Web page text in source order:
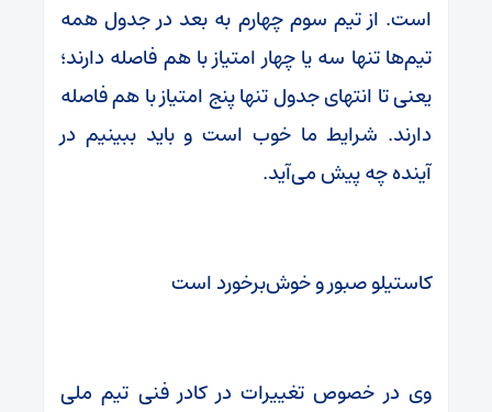
است. از تیم سوم چهارم به بعد در جدول همه
تیم‌ها تنها سه یا چهار امتیاز با هم فاصله دارند؛
یعنی تا انتهای جدول تنها پنج امتیاز با هم فاصله
دارند. شرایط ما خوب است و باید ببینیم در
آینده چه پیش می‌آید.
کاستیلو صبور و خوش‌برخورد است
وی در خصوص تغییرات در کادر فنی تیم ملی